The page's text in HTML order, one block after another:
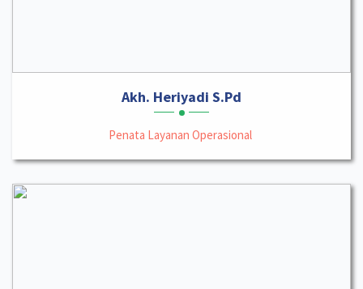
Akh. Heriyadi S.Pd
Penata Layanan Operasional